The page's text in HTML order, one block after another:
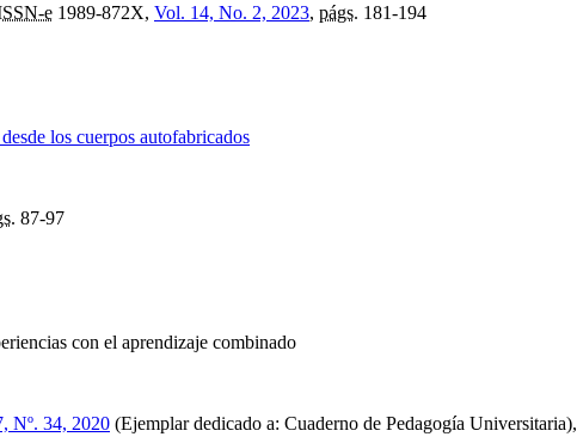
e 1989-872X, Vol. 14, No. 2, 2023, págs. 181-194
los cuerpos autofabricados
87-97
con el aprendizaje combinado
Nº. 34, 2020 (Ejemplar dedicado a: Cuaderno de Pedagogía Universitaria),